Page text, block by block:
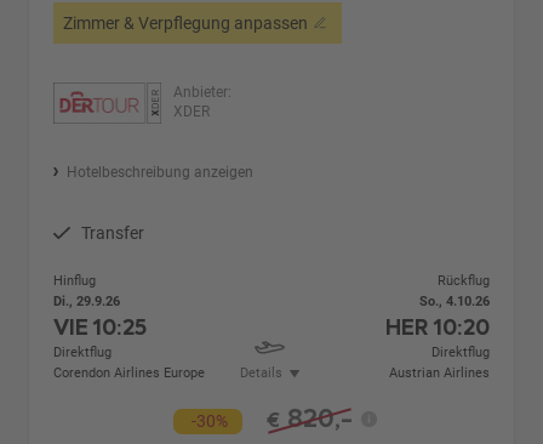
Zimmer & Verpflegung anpassen
Anbieter:
XDER
Hotelbeschreibung anzeigen
Transfer
Hinflug
Di., 29.9.26
VIE10:25
Direktflug
Corendon Airlines Europe
Details
Rückflug
So., 4.10.26
HER 10:20
Direktflug
Austrian Airlines
-30% € 820,-